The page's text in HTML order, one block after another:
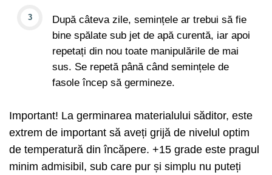
După câteva zile, semințele ar trebui să fie
bine spălate sub jet de apă curentă, iar apoi
repetați din nou toate manipulările de mai
sus. Se repetă până când semințele de
fasole încep să germineze.
Important! La germinarea materialului săditor, este
extrem de important să aveți grijă de nivelul optim
de temperatură din încăpere. +15 grade este pragul
minim admisibil, sub care pur și simplu nu puteți